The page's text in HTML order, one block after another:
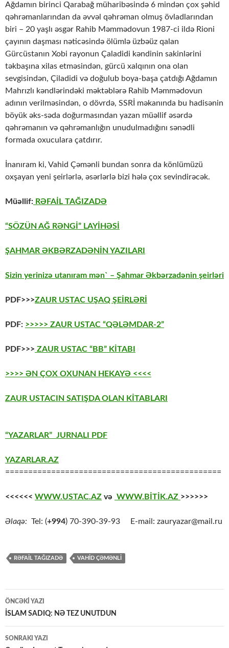
Ağdamın birinci Qarabağ müharibəsində 6 mindən çox şəhid
qəhrəmanlarından da əvvəl qəhrəman olmuş övladlarından
biri – 20 yaşlı əsgər Rahib Məmmədovun 1987-ci ildə Rioni
çayının daşması nəticəsində ölümlə üzbəüz qalan
Gürcüstanın Xobi rayonun Çaladidi kəndinin sakinlərini
təkbaşına xilas etməsindən, gürcü xalqının ona olan
sevgisindən, Çiladidi və doğulub boya-başa çatdığı Ağdamın
Mahrızlı kəndlərindəki məktəblərə Rahib Məmmədovun
adının verilməsindən, o dövrdə, SSRİ məkanında bu hadisənin
böyük əks-səda doğurmasından yazan müəllif əsərdə
qəhrəmanın və qəhrəmanlığın unudulmadığını sənədli
formada oxuculara çatdırır.
İnanıram ki, Vahid Çəmənli bundan sonra da könlümüzü
oxşayan yeni şeirlərlə, əsərlərlə bizi hələ çox sevindirəcək.
Müəllif: RƏFAİL TAĞIZADƏ
“SÖZÜN AĞ RƏNGİ” LAYİHƏSİ
ŞAHMAR ƏKBƏRZADƏNİN YAZILARI
Sizin yerinizə utanıram mən` – Şahmar Əkbərzadənin şeirləri
PDF>>>ZAUR USTAC UŞAQ ŞEİRLƏRİ
PDF: >>>>> ZAUR USTAC “QƏLƏMDAR-2”
PDF>>> ZAUR USTAC “BB” KİTABI
>>>> ƏN ÇOX OXUNAN HEKAYƏ <<<<
ZAUR USTACIN SATIŞDA OLAN KİTABLARI
“YAZARLAR” JURNALI PDF
YAZARLAR.AZ
===============================================
<<<<<< WWW.USTAC.AZ və WWW.BİTİK.AZ >>>>>>
Əlaqə: Tel: (+994) 70-390-39-93 E-mail: zauryazar@mail.ru
RƏFAİL TAĞIZADƏ VAHİD ÇƏMƏNLİ
Yazılar
üzrə
naviqasiya
ÖNCƏKI YAZI
İSLAM SADIQ: NƏ TEZ UNUTDUN
SONRAKI YAZI